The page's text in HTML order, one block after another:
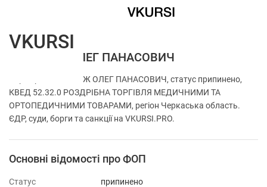
ФОП ЧИЖ ОЛЕГ ПАНАСОВИЧ
Перевірка ФОП ЧИЖ ОЛЕГ ПАНАСОВИЧ, статус припинено,
КВЕД 52.32.0 РОЗДРІБНА ТОРГІВЛЯ МЕДИЧНИМИ ТА
ОРТОПЕДИЧНИМИ ТОВАРАМИ, регіон Черкаська область.
ЄДР, суди, борги та санкції на VKURSI.PRO.
Основні відомості про ФОП
Статус
припинено
VKURSI